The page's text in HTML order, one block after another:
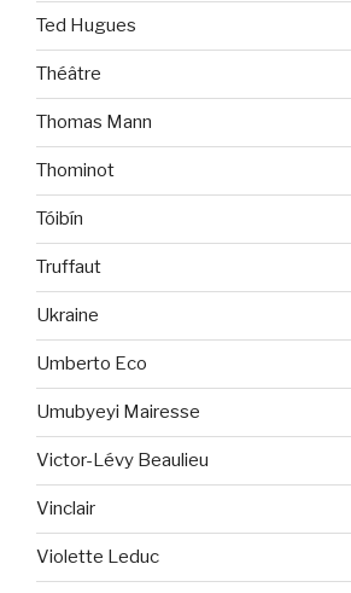
Ted Hugues
Théâtre
Thomas Mann
Thominot
Tóibín
Truffaut
Ukraine
Umberto Eco
Umubyeyi Mairesse
Victor-Lévy Beaulieu
Vinclair
Violette Leduc